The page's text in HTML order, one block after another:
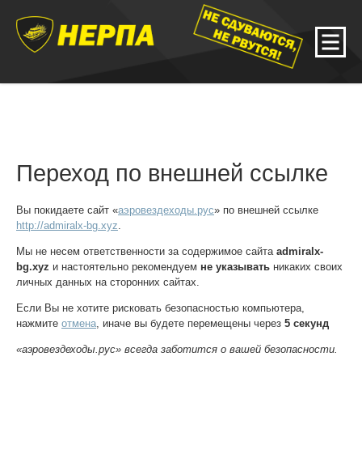
Переход по внешней ссылке
Вы покидаете сайт «аэровездеходы.рус» по внешней ссылке
http://admiralx-bg.xyz
Мы не несем ответственности за содержимое сайта admiralx-
bg.xyz и настоятельно рекомендуем не указывать никаких своих
личных данных на сторонних сайтах.
Если Вы не хотите рисковать безопасностью компьютера,
нажмите отмена , иначе вы будете перемещены через 5 секунд
«аэровездеходы.рус» всегда заботится о вашей безопасности.